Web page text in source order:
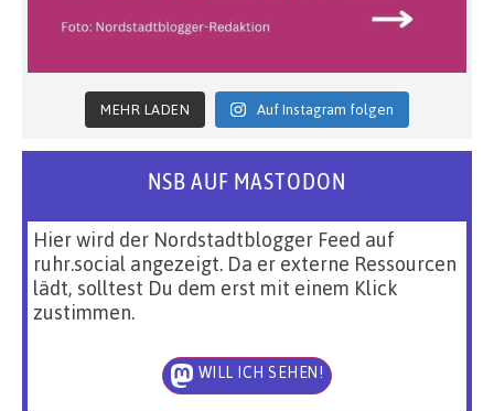
MEHR LADEN Auf Instagram folgen
NSB AUF MASTODON
Hier wird der Nordstadtblogger Feed auf
ruhr.social angezeigt. Da er externe Ressourcen
lädt, solltest Du dem erst mit einem Klick
zustimmen.
WILL ICH SEHEN!